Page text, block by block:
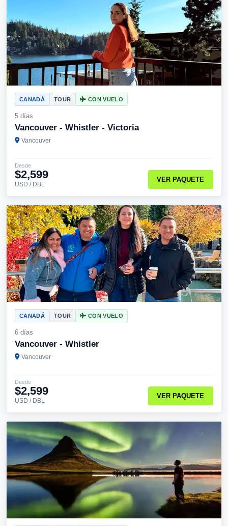
CANADÁ TOUR CON VUELO
5 días
Vancouver - Whistler - Victoria
Vancouver
Desde
$2,599
USD / DBL
VER PAQUETE
CANADÁ TOUR CON VUELO
6 días
Vancouver - Whistler
Vancouver
Desde
$2,599
USD / DBL
VER PAQUETE